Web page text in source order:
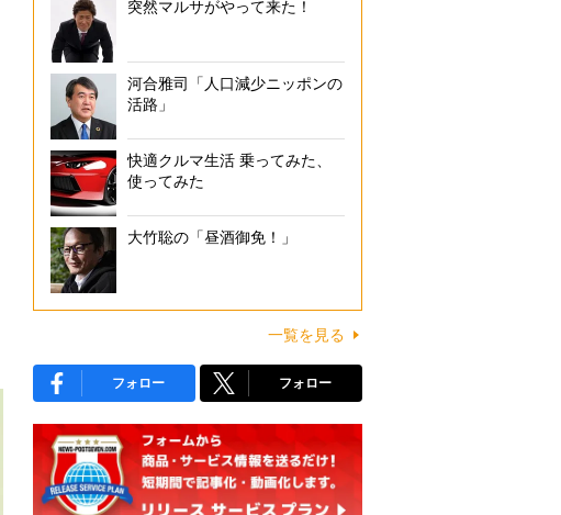
突然マルサがやって来た！
河合雅司「人口減少ニッポンの
活路」
快適クルマ生活 乗ってみた、
使ってみた
大竹聡の「昼酒御免！」
一覧を見る
フォロー フォロー